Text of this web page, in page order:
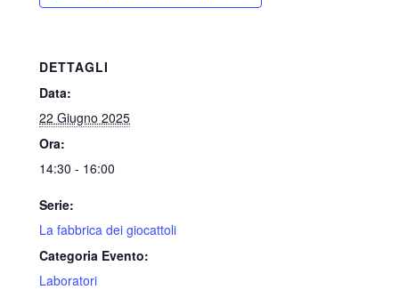
DETTAGLI
Data:
22 Giugno 2025
Ora:
14:30 - 16:00
Serie:
La fabbrica dei giocattoli
Categoria Evento:
Laboratori